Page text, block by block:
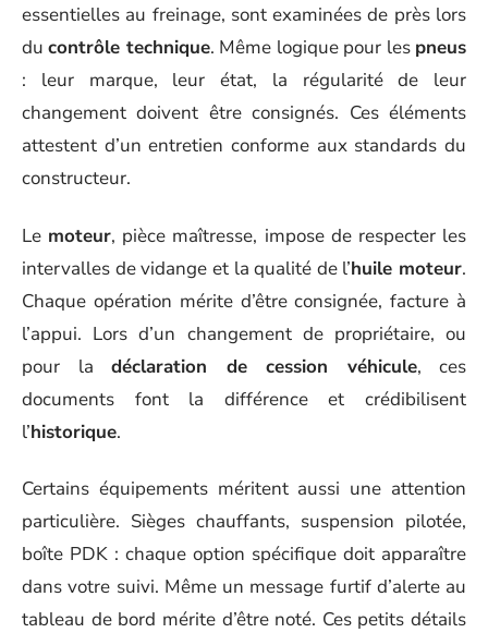
essentielles au freinage, sont examinées de près lors
ducontrôle technique. Même logique pour les pneus
: leur marque, leur état, la régularité de leur
changement doivent être consignés. Ces éléments
attestent d’un entretien conforme aux standards du
constructeur.
Le moteur, pièce maîtresse, impose de respecter les
intervalles de vidange et la qualité de l’huile moteur.
Chaque opération mérite d’être consignée, facture à
l’appui. Lors d’un changement de propriétaire, ou
pour la déclaration de cession véhicule, ces
documents font la différence et crédibilisent
l’historique.
Certains équipements méritent aussi une attention
particulière. Sièges chauffants, suspension pilotée,
boîte PDK : chaque option spécifique doit apparaître
dans votre suivi. Même un message furtif d’alerte au
tableau de bord mérite d’être noté. Ces petits détails